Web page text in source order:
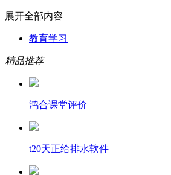
展开全部内容
教育学习
精品推荐
鸿合课堂评价
t20天正给排水软件